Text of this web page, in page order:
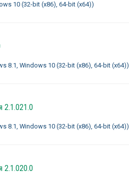
10 (32-bit (x86), 64-bit (x64))
8.1, Windows 10 (32-bit (x86), 64-bit (x64))
2.1.021.0
8.1, Windows 10 (32-bit (x86), 64-bit (x64))
2.1.020.0